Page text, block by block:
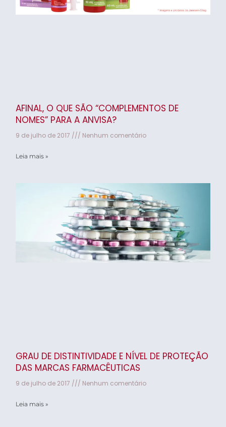
AFINAL, O QUE SÃO “COMPLEMENTOS DE
NOMES” PARA A ANVISA?
9 de julho de 2017 Nenhum comentário
Leia mais »
GRAU DE DISTINTIVIDADE E NÍVEL DE PROTEÇÃO
DAS MARCAS FARMACÊUTICAS
9 de julho de 2017 Nenhum comentário
Leia mais »